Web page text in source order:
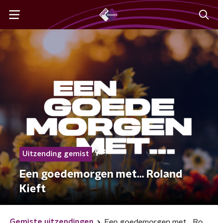
Uitzending gemist
Een goedemorgen met... Roland
Kieft